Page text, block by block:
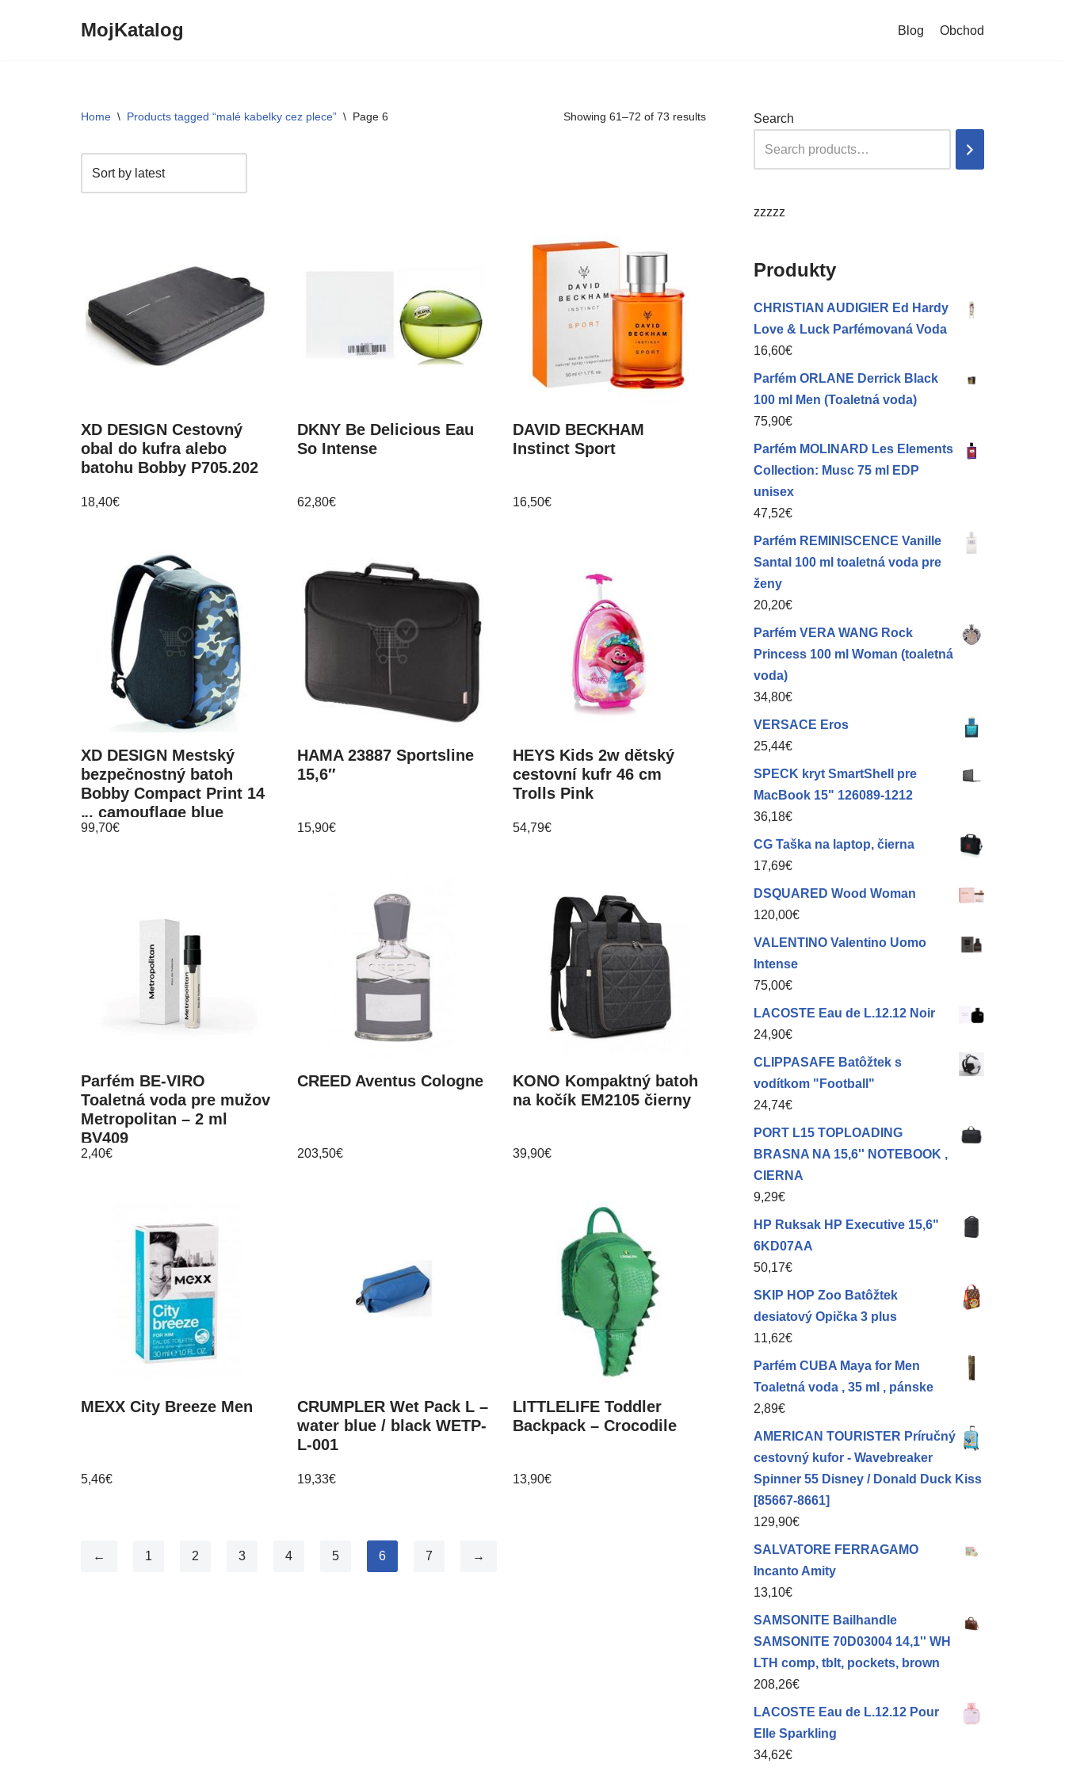
MojKatalog Blog Obchod
Home \ Products tagged “malé kabelky cez plece” \ Page 6 Showing 61–72 of 73 results
XD DESIGN Cestovný
obal do kufra alebo
batohu Bobby P705.202
18,40€
DKNY Be Delicious Eau
So Intense
62,80€
DAVID BECKHAM
Instinct Sport
16,50€
XD DESIGN Mestský
bezpečnostný batoh
Bobby Compact Print 14
„, camouflage blue
P705.655
99,70€
HAMA 23887 Sportsline
15,6″
15,90€
HEYS Kids 2w dětský
cestovní kufr 46 cm
Trolls Pink
54,79€
Parfém BE-VIRO
Toaletná voda pre mužov
Metropolitan – 2 ml
BV409
2,40€
CREED Aventus Cologne
203,50€
KONO Kompaktný batoh
na kočík EM2105 čierny
39,90€
MEXX City Breeze Men
5,46€
CRUMPLER Wet Pack L –
water blue / black WETP-
L-001
19,33€
LITTLELIFE Toddler
Backpack – Crocodile
13,90€
← 1 2 3 4 5 6 7 →
Search
zzzzz
Produkty
CHRISTIAN AUDIGIER Ed Hardy
Love & Luck Parfémovaná Voda
16,60€
Parfém ORLANE Derrick Black
100 ml Men (Toaletná voda)
75,90€
Parfém MOLINARD Les Elements
Collection: Musc 75 ml EDP
unisex
47,52€
Parfém REMINISCENCE Vanille
Santal 100 ml toaletná voda pre
ženy
20,20€
Parfém VERA WANG Rock
Princess 100 ml Woman (toaletná
voda)
34,80€
VERSACE Eros
25,44€
SPECK kryt SmartShell pre
MacBook 15" 126089-1212
36,18€
CG Taška na laptop, čierna
17,69€
DSQUARED Wood Woman
120,00€
VALENTINO Valentino Uomo
Intense
75,00€
LACOSTE Eau de L.12.12 Noir
24,90€
CLIPPASAFE Batôžtek s
vodítkom "Football"
24,74€
PORT L15 TOPLOADING
BRASNA NA 15,6'' NOTEBOOK ,
CIERNA
9,29€
HP Ruksak HP Executive 15,6"
6KD07AA
50,17€
SKIP HOP Zoo Batôžtek
desiatový Opička 3 plus
11,62€
Parfém CUBA Maya for Men
Toaletná voda , 35 ml , pánske
2,89€
AMERICAN TOURISTER Príručný
cestovný kufor - Wavebreaker
Spinner 55 Disney / Donald Duck Kiss
[85667-8661]
129,90€
SALVATORE FERRAGAMO
Incanto Amity
13,10€
SAMSONITE Bailhandle
SAMSONITE 70D03004 14,1'' WH
LTH comp, tblt, pockets, brown
208,26€
LACOSTE Eau de L.12.12 Pour
Elle Sparkling
34,62€